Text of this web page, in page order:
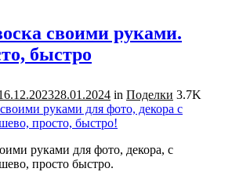
своими руками.
быстро
28.01.2024 in Поделки 3.7K
руками для фото, декора, с
просто быстро.